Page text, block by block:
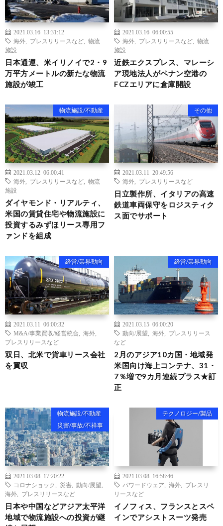
2021.03.16 13:31:12
海外
プレスリリースなど
物流
施設
日本通運、米イリノイで2・9
万平方メートルの新たな物流
施設が竣工
2021.03.16 06:00:55
海外
プレスリリースなど
物流
施設
近鉄エクスプレス、マレーシ
ア現地法人がペナン空港の
FCZエリアに倉庫開設
物流施設/不動産
2021.03.12 06:00:41
海外
プレスリリースなど
物流
施設
ダイヤモンド・リアルティ、
米国の賃貸住宅や物流施設に
投資するみずほリース専用フ
ァンドを組成
その他
2021.03.11 20:49:56
海外
プレスリリースなど
日立製作所、イタリアの高速
鉄道車両保守をロジスティク
ス面でサポート
経営/業界動向
2021.03.11 06:00:32
M&A/事業買収/経営統合
海外
プレスリリースなど
双日、北米で貨車リース会社
を買収
経営/業界動向
2021.03.15 06:00:20
動向/展望
海外
プレスリリース
など
2月のアジア10カ国・地域発
米国向け海上コンテナ、31・
7％増で9カ月連続プラス★訂
正
物流施設/不動産
災害/事故/不祥事
2021.03.08 17:20:22
コロナショック
災害 動向/展望
海外
プレスリリースなど
日本や中国などアジア太平洋
地域で物流施設への投資が継
テクノロジー/製品
2021.03.08 16:58:46
パワードウェア
海外
プレスリ
リースなど
イノフィス、フランスとスペ
インでアシストスーツ発売